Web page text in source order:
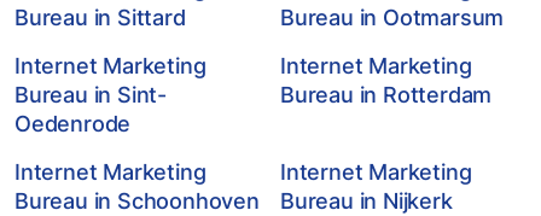
Bureau in Sittard
Bureau in Ootmarsum
Internet Marketing
Bureau in Sint-
Oedenrode
Internet Marketing
Bureau in Rotterdam
Internet Marketing
Bureau in Schoonhoven
Internet Marketing
Bureau in Nijkerk